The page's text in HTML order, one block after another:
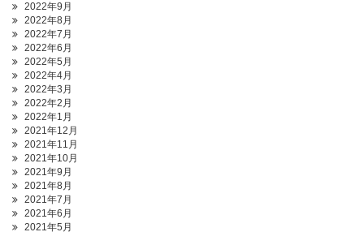
2022年9月
2022年8月
2022年7月
2022年6月
2022年5月
2022年4月
2022年3月
2022年2月
2022年1月
2021年12月
2021年11月
2021年10月
2021年9月
2021年8月
2021年7月
2021年6月
2021年5月